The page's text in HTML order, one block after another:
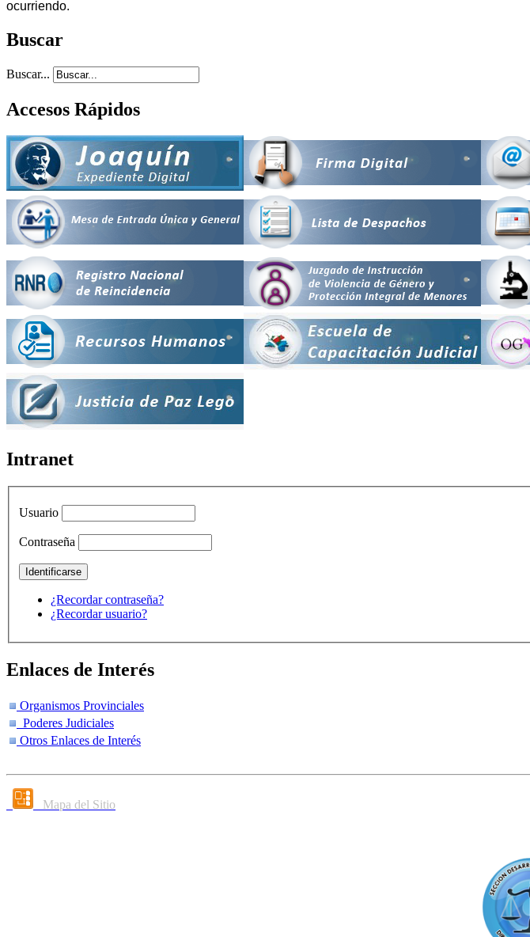
ocurriendo.
Buscar
Buscar...
Accesos Rápidos
Intranet
Usuario
Contraseña
¿Recordar contraseña?
¿Recordar usuario?
Enlaces de Interés
Organismos Provinciales
Poderes Judiciales
Otros Enlaces de Interés
Mapa del Sitio